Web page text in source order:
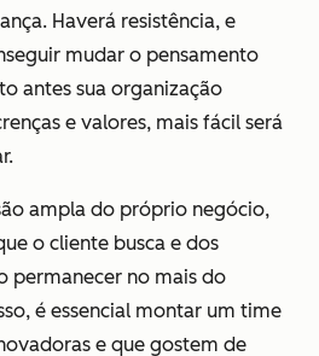
Haverá resistência, e
mudar o pensamento
antes sua organização
e valores, mais fácil será
ampla do próprio negócio,
o cliente busca e dos
permanecer no mais do
é essencial montar um time
e que gostem de